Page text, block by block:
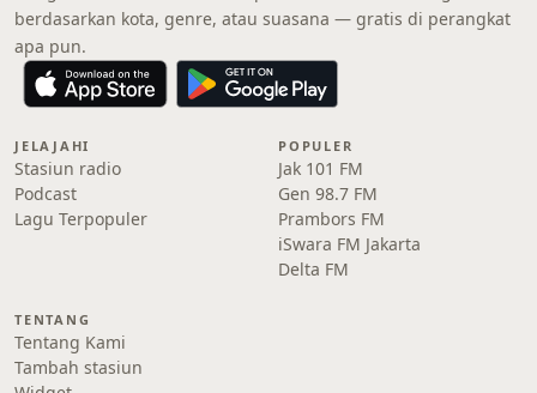
berdasarkan kota, genre, atau suasana — gratis di perangkat
apa pun.
JELAJAHI
Stasiun radio
Podcast
Lagu Terpopuler
POPULER
Jak 101 FM
Gen 98.7 FM
Prambors FM
iSwara FM Jakarta
Delta FM
TENTANG
Tentang Kami
Tambah stasiun